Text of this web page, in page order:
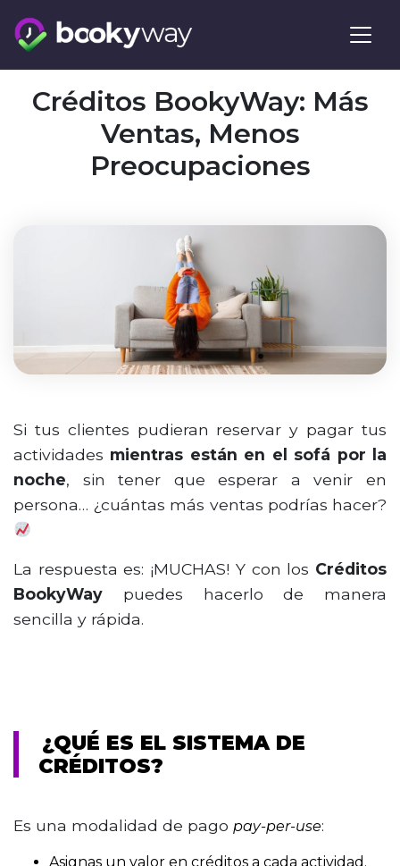
content
Créditos BookyWay: Más
Ventas, Menos
Preocupaciones
Si tus clientes pudieran reservar y pagar tus
actividades mientras están en el sofá por la
noche, sin tener que esperar a venir en
persona… ¿cuántas más ventas podrías hacer?
La respuesta es: ¡MUCHAS! Y con los Créditos
BookyWay puedes hacerlo de manera
sencilla y rápida.
¿QUÉ ES EL SISTEMA DE
CRÉDITOS?
Es una modalidad de pago pay-per-use:
Asignas un valor en créditos a cada actividad.